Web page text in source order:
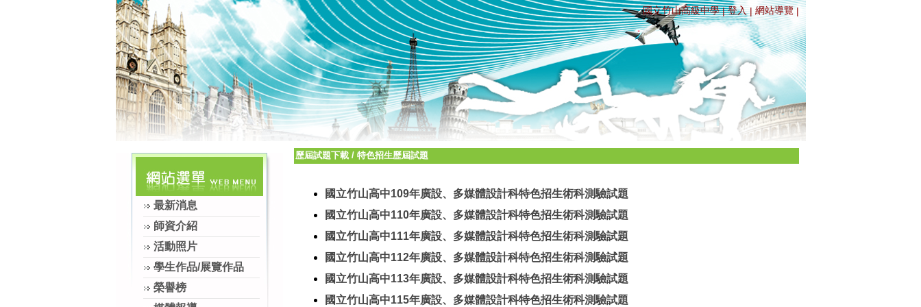
國立竹山高級中學|登入| 網站導覽|
最新消息
師資介紹
活動照片
學生作品/展覽作品
榮譽榜
歷屆試題下載/ 特色招生歷屆試題
國立竹山高中109年廣設、多媒體設計科特色招生術科測驗試題
國立竹山高中110年廣設、多媒體設計科特色招生術科測驗試題
國立竹山高中111年廣設、多媒體設計科特色招生術科測驗試題
國立竹山高中112年廣設、多媒體設計科特色招生術科測驗試題
國立竹山高中113年廣設、多媒體設計科特色招生術科測驗試題
國立竹山高中115年廣設、多媒體設計科特色招生術科測驗試題